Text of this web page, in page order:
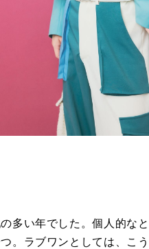
多い年でした。個人的な
。ラブワンとしては、こ